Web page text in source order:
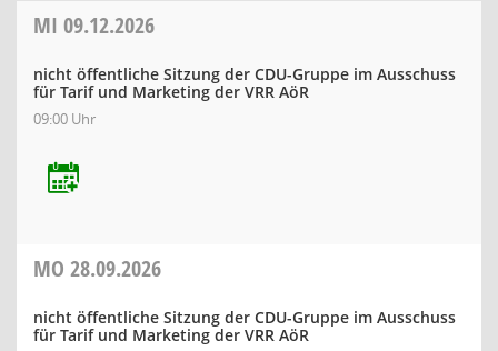
MI 09.12.2026
nicht öffentliche Sitzung der CDU-Gruppe im Ausschuss
für Tarif und Marketing der VRR AöR
09:00 Uhr
MO 28.09.2026
nicht öffentliche Sitzung der CDU-Gruppe im Ausschuss
für Tarif und Marketing der VRR AöR